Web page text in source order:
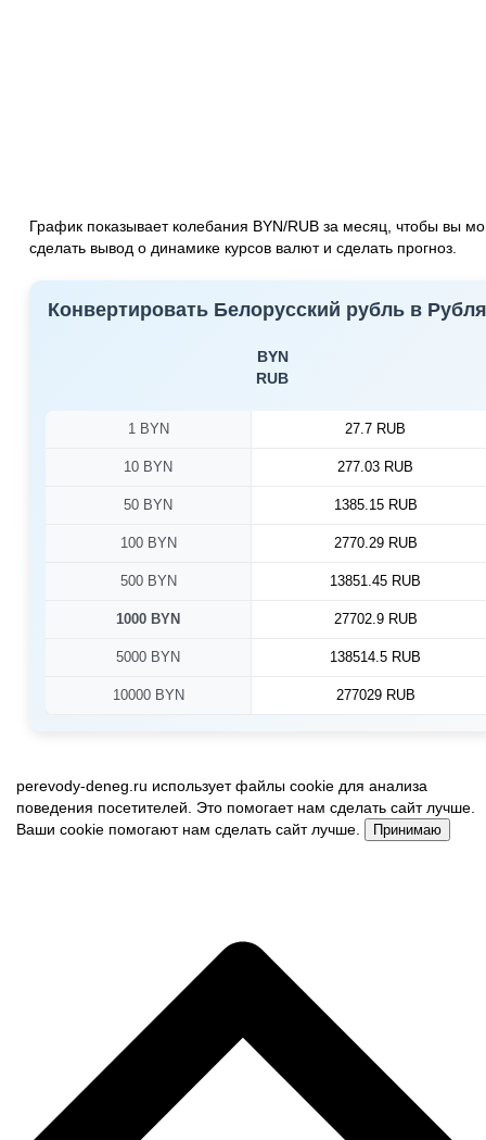
График показывает колебания BYN/RUB за месяц, чтобы вы
сделать вывод о динамике курсов валют и сделать прогноз.
Конвертировать Белорусский рубль в
BYN
RUB
1 BYN 27.7 RUB
10 BYN 277.03 RUB
50 BYN 1385.15 RUB
100 BYN 2770.29 RUB
500 BYN 13851.45 RUB
1000 BYN 27702.9 RUB
5000 BYN 138514.5 RUB
10000 BYN 277029 RUB
perevody-deneg.ru использует файлы cookie для анализа
поведения посетителей. Это помогает нам сделать сайт лучше.
Ваши cookie помогают нам сделать сайт лучше.
Принимаю